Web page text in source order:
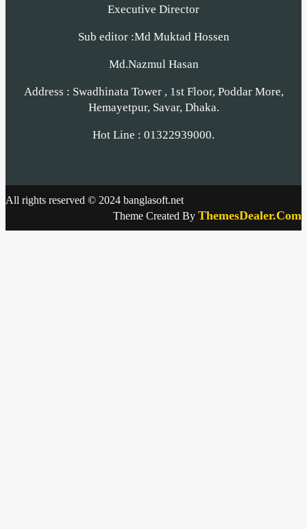
Executive Director
Sub editor :Md Muktad Hossen
Md.Nazmul Hasan
Address : Swadhinata Tower , 1st Floor, Poddar More,
Hemayetpur, Savar, Dhaka.
Hot Line : 01322939000.
All rights reserved © 2024 banglasoft.net
Theme Created By ThemesDealer.Com